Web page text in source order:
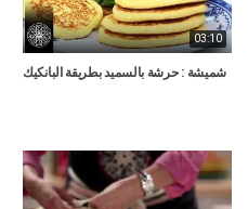
03:10
شميشة : حرشة بالسميد بطريقة البانكيك